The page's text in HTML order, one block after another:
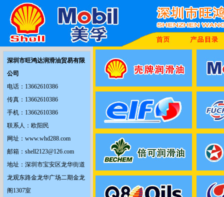
深圳市旺鸿达润滑油贸易有限
公司
电话：13662610386
传真：13662610386
手机：13662610386
联系人：欧阳民
网址：www.whd288.com
邮箱：shell2123@126.com
地址：深圳市宝安区龙华街道
龙观东路金龙华广场二期金龙
阁1307室